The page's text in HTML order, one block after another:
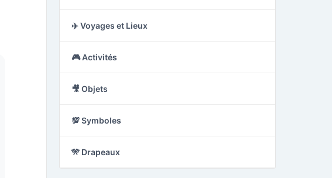
✈️ Voyages et Lieux
🎮 Activités
🎥 Objets
💯 Symboles
🎌 Drapeaux